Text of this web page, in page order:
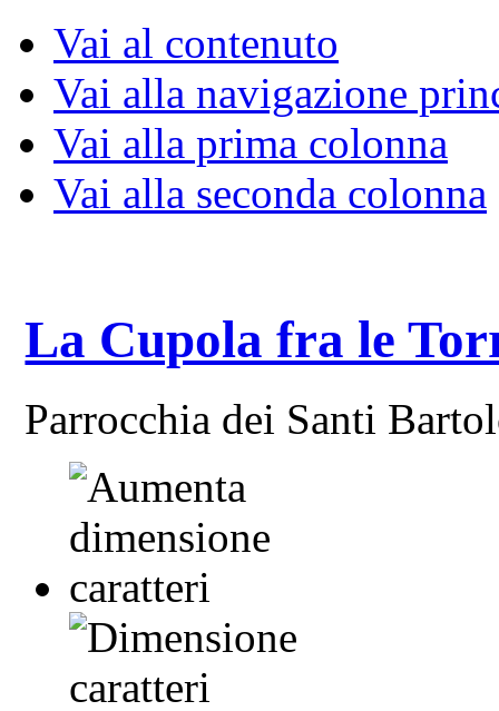
Vai al contenuto
Vai alla navigazione
Vai alla prima colonna
Vai alla seconda colonna
La Cupola fra le
Parrocchia dei Santi